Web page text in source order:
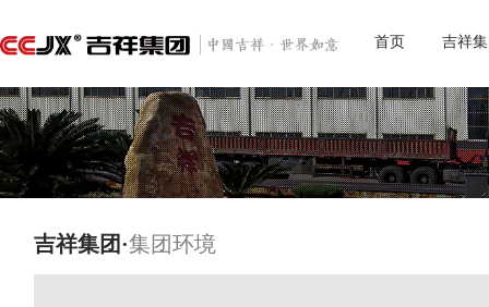
首页 吉祥
吉祥集团·集团环境